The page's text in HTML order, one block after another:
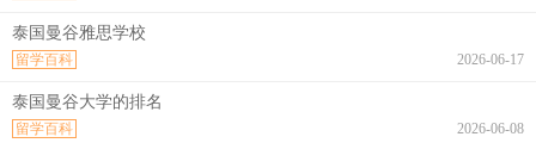
泰国曼谷雅思学校
2026-06-17
留学百科
泰国曼谷大学的排名
2026-06-08
留学百科